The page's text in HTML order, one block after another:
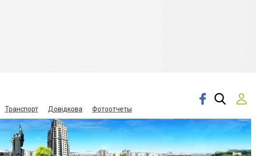
Транспорт Довідкова Фотоотчеты